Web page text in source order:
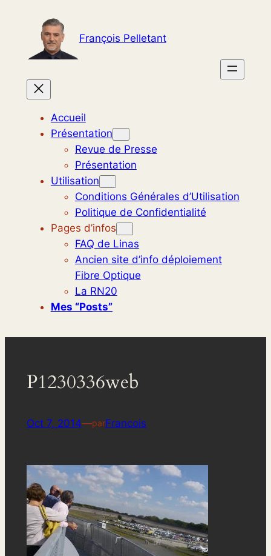
contenu
François Pelletant
Accueil
Présentation
Revue de Presse
Présentation
Utilisation
Conditions Générales d’Utilisation
Politique de Confidentialité
Pages d’infos
FAQ de Linas
Ancien site d’info déploiement
Fibre Optique
La RN20
Mes “posts”
P1230336web
Oct 7, 2014—parFrancois